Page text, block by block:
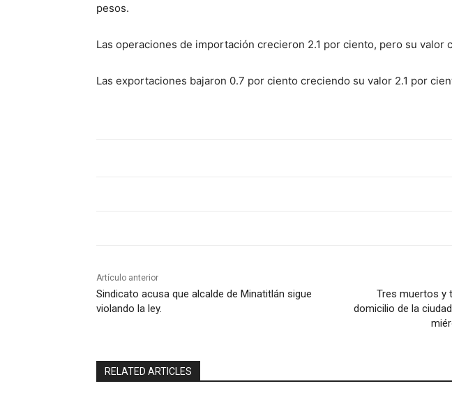
pesos.
Las operaciones de importación crecieron 2.1 por ciento, pero su valor
Las exportaciones bajaron 0.7 por ciento creciendo su valor 2.1 por
Artículo anterior
Sindicato acusa que alcalde de Minatitlán sigue
violando la ley.
Tres muertos y
domicilio de la
RELATED ARTICLES